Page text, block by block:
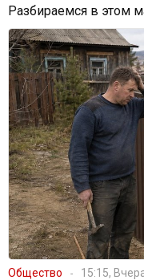
Разбираемся в этом
Общество 15:15,